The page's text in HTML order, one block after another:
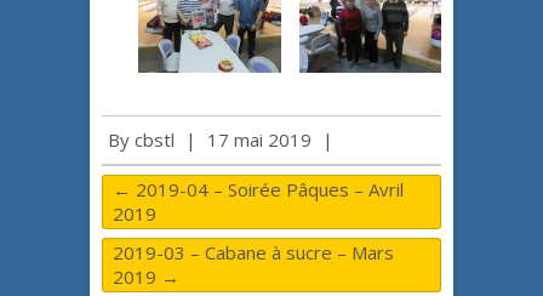
By cbstl | 17 mai 2019 |
← 2019-04 – Soirée Pâques – Avril
2019
2019-03 – Cabane à sucre – Mars
2019 →